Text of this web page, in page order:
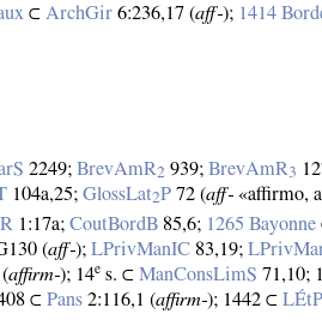
⊂ ArchGir 6:236,17 (aff‑); 1414
2249;BrevAmR2 939;BrevAmR3
104a,25;GlossLat2P 72 (aff‑ «affirmo,
1:17a;CoutBordB 85,6; 1265 Bayonne
(aff‑);LPrivManIC 83,19;
(affirm‑); 14e s. ⊂ManConsLimS 71,10;
⊂Pans 2:116,1 (affirm‑); 1442 ⊂